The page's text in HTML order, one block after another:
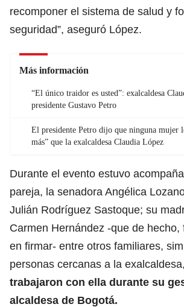
recomponer el sistema de salud y
seguridad”, aseguró López.
Más información
“El único traidor es usted”: exalcaldesa
presidente Gustavo Petro
El presidente Petro dijo que ninguna mujer
más” que la exalcaldesa Claudia López
Durante el evento estuvo
pareja, la senadora Angélica
Julián Rodríguez Sastoque; su
Carmen Hernández -que de hecho,
en firmar- entre otros familiares,
personas cercanas a la exalcaldesa,
trabajaron con ella durante su
alcaldesa de Bogotá.